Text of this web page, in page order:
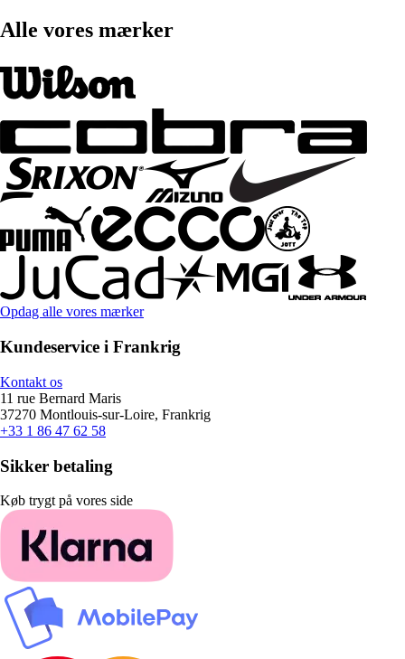
Alle vores mærker
Opdag alle vores mærker
Kundeservice i Frankrig
Kontakt os
11 rue Bernard Maris
37270 Montlouis-sur-Loire, Frankrig
+33 1 86 47 62 58
Sikker betaling
Køb trygt på vores side